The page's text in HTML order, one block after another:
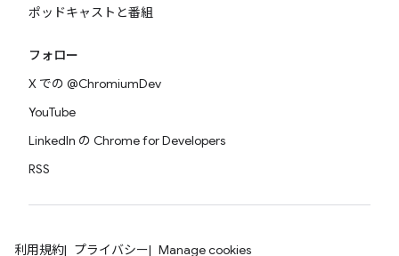
ポッドキャストと番組
フォロー
X での @ChromiumDev
YouTube
LinkedIn の Chrome for Developers
RSS
利用規約 プライバシー Manage cookies